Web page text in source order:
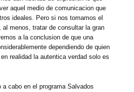
aquel medio de comunicacion que
ideales. Pero si nos tomamos el
al menos, tratar de consultar la gran
a la conclusion de que una
dependiendo de quien
realidad la autentica verdad solo es
a cabo en el programa Salvados